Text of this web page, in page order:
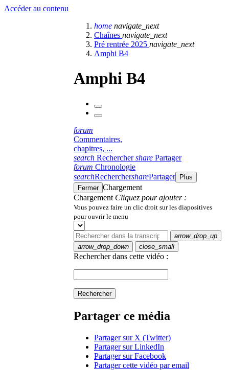
Accéder au contenu
home navigate_next
Chaînes navigate_next
Pré rentrée 2025 navigate_next
Amphi B4
Amphi B4
forum
Commentaires,
chapitres, ...
search Rechercher share Partager
forum Chronologie
searchRecherchersharePartager
Plus
Fermer Chargement
Chargement Cliquez pour ajouter :
Vous pouvez faire un clic droit sur les diapositives
pour ouvrir le menu
arrow_drop_up
arrow_drop_down
close_small
Rechercher dans cette vidéo :
Rechercher
Partager ce média
Partager sur X (Twitter)
Partager sur LinkedIn
Partager sur Facebook
Partager cette vidéo par email